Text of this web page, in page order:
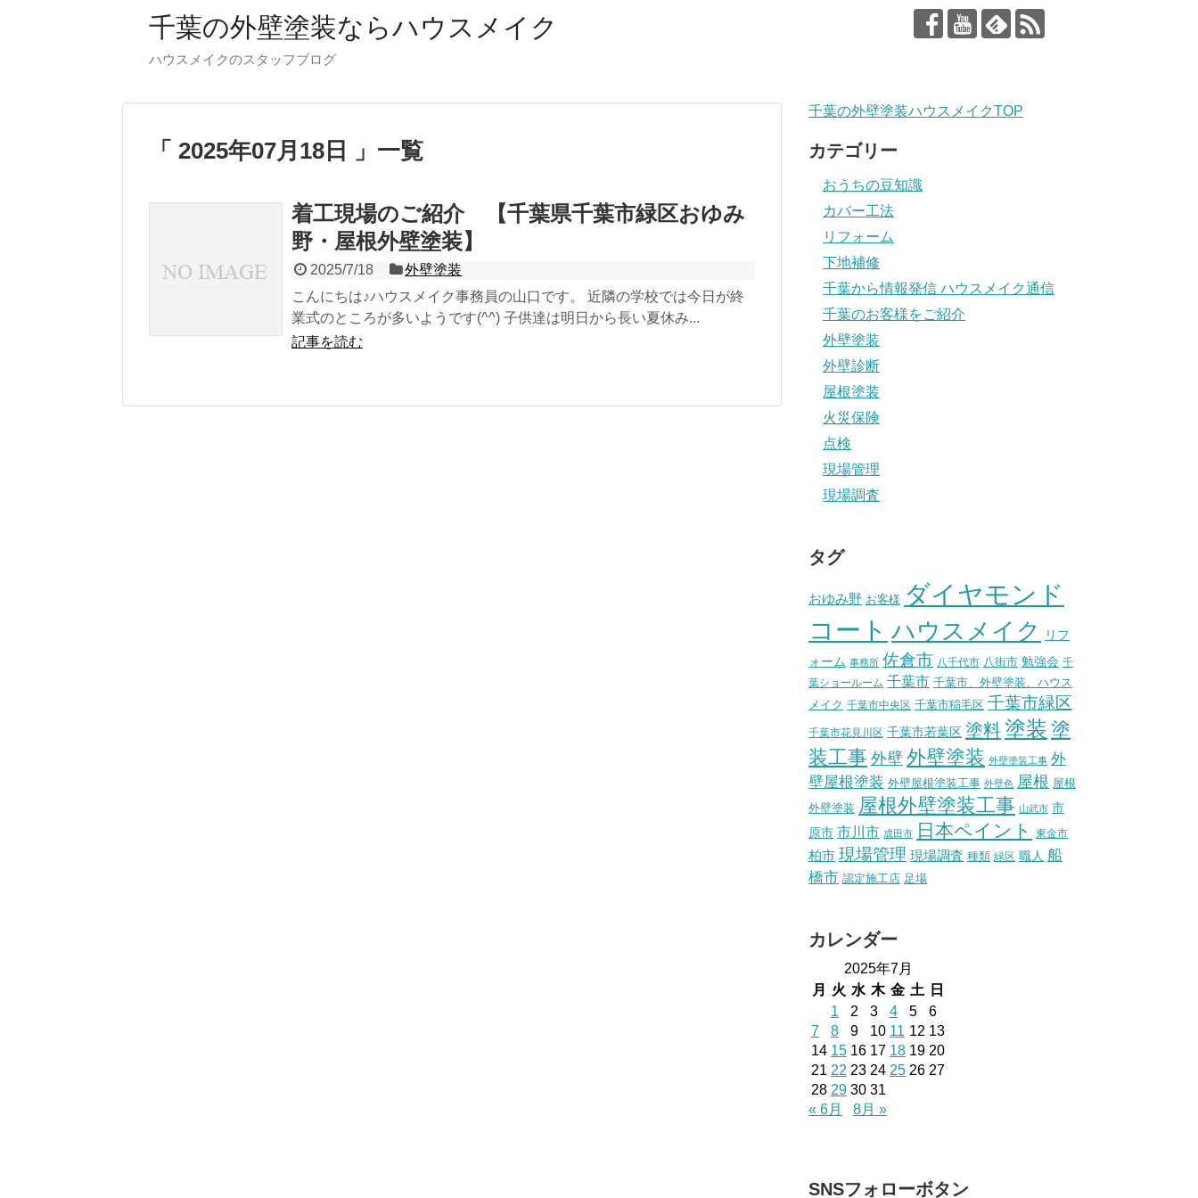
千葉の外壁塗装ならハウスメイク
ハウスメイクのスタッフブログ
「 2025年07月18日 」一覧
着工現場のご紹介 【千葉県千葉市緑区おゆみ
野・屋根外壁塗装】
2025/7/18
外壁塗装
こんにちは♪ハウスメイク事務員の山口です。 近隣の学校では今日が終
業式のところが多いようです(^^) 子供達は明日から長い夏休み...
記事を読む
千葉の外壁塗装ハウスメイクTOP
カテゴリー
おうちの豆知識
カバー工法
リフォーム
下地補修
千葉から情報発信 ハウスメイク通信
千葉のお客様をご紹介
外壁塗装
外壁診断
屋根塗装
火災保険
点検
現場管理
現場調査
タグ
おゆみ野 お客様 ダイヤモンド
コート ハウスメイク
リフ
ォーム 事務所 佐倉市 八千代市 八街市 勉強会 千
葉ショールーム 千葉市 千葉市、外壁塗装、ハウス
メイク 千葉市中央区 千葉市稲毛区 千葉市緑区
千葉市花見川区 千葉市若葉区 塗料塗装 塗
装工事 外壁 外壁塗装 外壁塗装工事 外
壁屋根塗装 外壁屋根塗装工事 外壁色 屋根 屋根
外壁塗装 屋根外壁塗装工事 山武市 市
原市 市川市 成田市 日本ペイント 東金市
柏市 現場管理 現場調査 種類 緑区 職人 船
橋市 認定施工店 足場
カレンダー
2025年7月
月
火 水 木 金 土
日
1
2 3 4 5
6
7
8 9 10 11 12 13
14 15 16 17 18 19 20
21 22 23 24 25 26 27
28 29 30 31
« 6月
8月 »
SNSフォローボタン